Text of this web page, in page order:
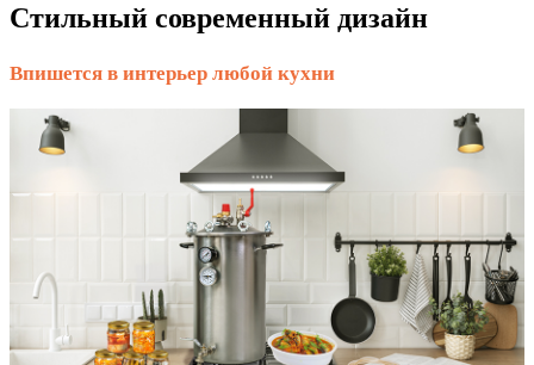
Стильный современный дизайн
Впишется в интерьер любой кухни